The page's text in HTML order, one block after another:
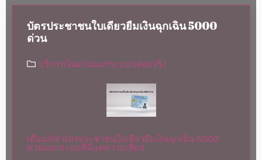
บัตรประชาชนใบเดียวยืมเงินฉุกเฉิน 5000
ด่วน
บริการเงินด่วนนอกระบบปล่อยจริง
เตือนภัย! บัตรประชาชนใบเดียวยืมเงินฉุกเฉิน 5000
ด่วนนอกระบบที่มีแค่ความเสี่ยง!